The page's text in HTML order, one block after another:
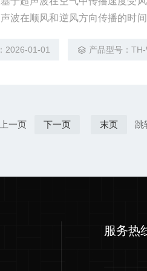
波在顺风和逆风方向传播的时
2026-01-01 产品型号：
一页 下一页 末页 跳
服务热